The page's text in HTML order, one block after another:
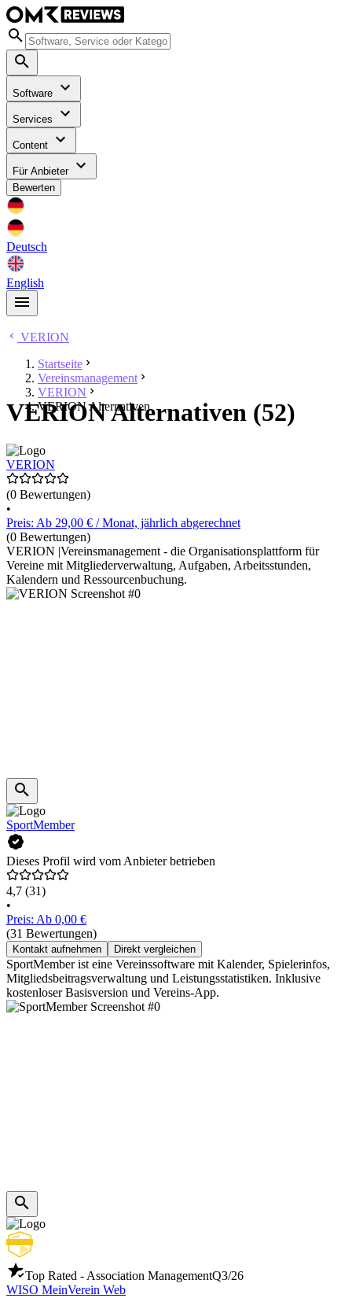
Software
Services
Content
Für Anbieter
Bewerten
Deutsch
English
VERION
Startseite
Vereinsmanagement
VERION
VERION Alternativen
VERION Alternativen (52)
VERION
(0 Bewertungen)
•
Preis: Ab 29,00 € / Monat, jährlich abgerechnet
(0 Bewertungen)
VERION |Vereinsmanagement - die Organisationsplattform für
Vereine mit Mitgliederverwaltung, Aufgaben, Arbeitsstunden,
Kalendern und Ressourcenbuchung.
SportMember
Dieses Profil wird vom Anbieter betrieben
4,7 (31)
•
Preis: Ab 0,00 €
(31 Bewertungen)
Kontakt aufnehmen Direkt vergleichen
SportMember ist eine Vereinssoftware mit Kalender, Spielerinfos,
Mitgliedsbeitragsverwaltung und Leistungsstatistiken. Inklusive
kostenloser Basisversion und Vereins-App.
Top Rated - Association ManagementQ3/26
WISO MeinVerein Web